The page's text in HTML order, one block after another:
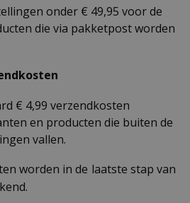
onder € 49,95 voor de
die via pakketpost worden
€ 4,99 verzendkosten
en producten die buiten de
vallen.
worden in de laatste stap van